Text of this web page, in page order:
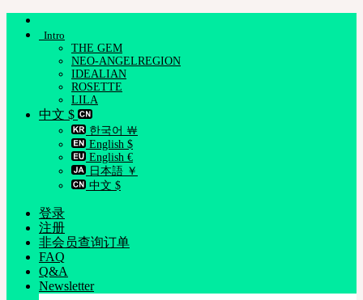
Intro
THE GEM
NEO-ANGELREGION
IDEALIAN
ROSETTE
LILA
中文 $
한국어 ￦
English $
English €
日本語 ￥
中文 $
登录
注册
非会员查询订单
FAQ
Q&A
Newsletter